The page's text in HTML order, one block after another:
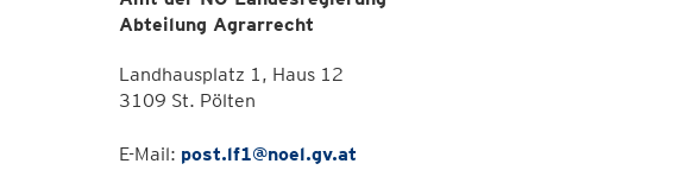
Abteilung Agrarrecht
Landhausplatz 1, Haus 12
3109 St. Pölten
E-Mail: post.lf1@noel.gv.at